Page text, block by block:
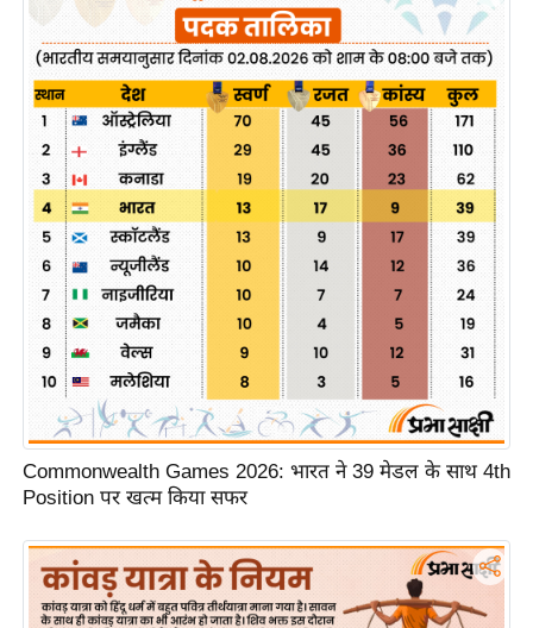
डि
या
सा
हि
त्य
ज
ऑ
टो
न्यू
ज
फ
नो
Commonwealth Games 2026: भारत ने 39 मेडल के साथ 4th
Position पर खत्म किया सफर